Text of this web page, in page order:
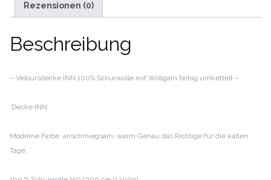
Rezensionen (0)
Beschreibung
– Veloursdecke INN 100% Schurwolle mit Wollgarn farbig umkettelt –
Decke INN
Moderne Farbe, anschmiegsam, warm Genau das Richtige für die kalten
Tage.